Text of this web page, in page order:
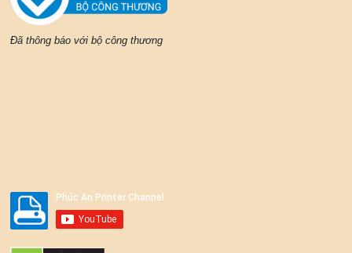
Đã thông báo với bộ công thương